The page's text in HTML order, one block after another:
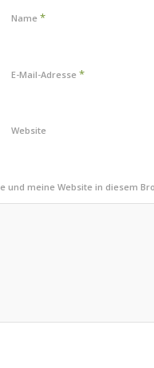
Name *
E-Mail-Adresse *
Website
und meine Website in diesem